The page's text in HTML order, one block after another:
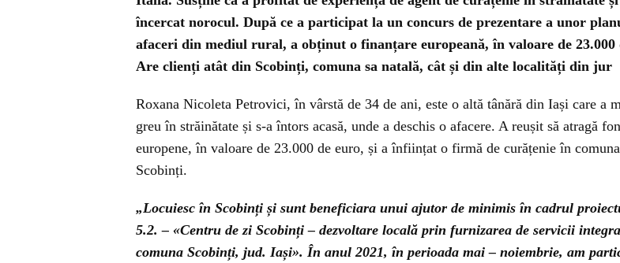
încercat norocul. După ce a participat la un concurs de prezentare a unor
afaceri din mediul rural, a obținut o finanțare europeană, în valoare de 23.000
Are clienți atât din Scobinți, comuna sa natală, cât și din alte localități din jur
Roxana Nicoleta Petrovici, în vârstă de 34 de ani, este o altă tânără din Iași care a
greu în străinătate și s-a întors acasă, unde a deschis o afacere. A reușit să atragă
europene, în valoare de 23.000 de euro, și a înființat o firmă de curățenie în
Scobinți.
„Locuiesc în Scobinți și sunt beneficiara unui ajutor de minimis în cadrul
5.2. – «Centru de zi Scobinți – dezvoltare locală prin furnizarea de servicii
comuna Scobinți, jud. Iași». În anul 2021, în perioada mai – noiembrie, am